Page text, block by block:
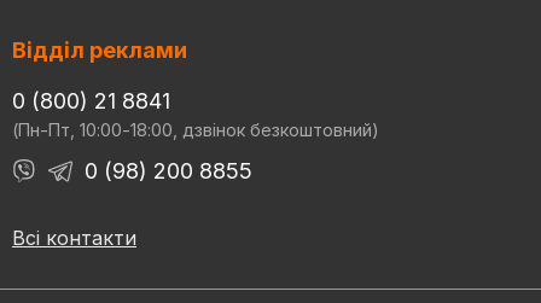
Відділ реклами
0 (800) 21 8841
(Пн-Пт, 10:00-18:00, дзвінок безкоштовний)
0 (98) 200 8855
Всі контакти